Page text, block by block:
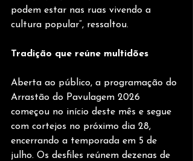
podem estar nas ruas vivendo a
cultura popular”, ressaltou.
Tradição que reúne multidões
Aberta ao público, a programação do
Arrastão do Pavulagem 2026
começou no início deste mês e segue
com cortejos no próximo dia 28,
encerrando a temporada em 5 de
julho. Os desfiles reúnem dezenas de